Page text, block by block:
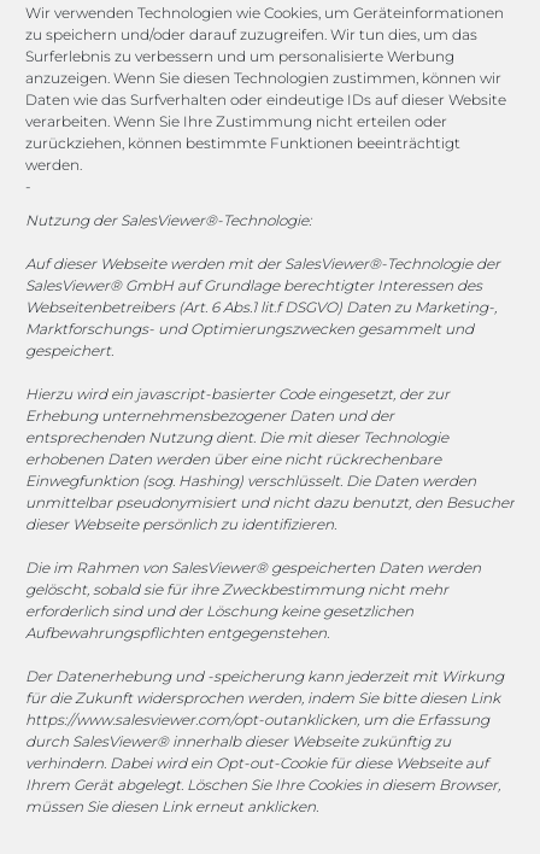
Wir verwenden Technologien wie Cookies, um Geräteinformationen
zu speichern und/oder darauf zuzugreifen. Wir tun dies, um das
Surferlebnis zu verbessern und um personalisierte Werbung
anzuzeigen. Wenn Sie diesen Technologien zustimmen, können wir
Daten wie das Surfverhalten oder eindeutige IDs auf dieser Website
verarbeiten. Wenn Sie Ihre Zustimmung nicht erteilen oder
zurückziehen, können bestimmte Funktionen beeinträchtigt
werden.
-
Nutzung der SalesViewer®-Technologie:
Auf dieser Webseite werden mit der SalesViewer®-Technologie der
SalesViewer® GmbH auf Grundlage berechtigter Interessen des
Webseitenbetreibers (Art. 6 Abs.1 lit.f DSGVO) Daten zu Marketing-,
Marktforschungs- und Optimierungszwecken gesammelt und
gespeichert.
Hierzu wird ein javascript-basierter Code eingesetzt, der zur
Erhebung unternehmensbezogener Daten und der
entsprechenden Nutzung dient. Die mit dieser Technologie
erhobenen Daten werden über eine nicht rückrechenbare
Einwegfunktion (sog. Hashing) verschlüsselt. Die Daten werden
unmittelbar pseudonymisiert und nicht dazu benutzt, den Besucher
dieser Webseite persönlich zu identifizieren.
Die im Rahmen von SalesViewer® gespeicherten Daten werden
gelöscht, sobald sie für ihre Zweckbestimmung nicht mehr
erforderlich sind und der Löschung keine gesetzlichen
Aufbewahrungspflichten entgegenstehen.
Der Datenerhebung und -speicherung kann jederzeit mit Wirkung
für die Zukunft widersprochen werden, indem Sie bitte diesen Link
https://www.salesviewer.com/opt-outanklicken, um die Erfassung
durch SalesViewer® innerhalb dieser Webseite zukünftig zu
verhindern. Dabei wird ein Opt-out-Cookie für diese Webseite auf
Ihrem Gerät abgelegt. Löschen Sie Ihre Cookies in diesem Browser,
müssen Sie diesen Link erneut anklicken.
Channels
vertrieb@megasoft.de
+49 2173 265 06 0
Mo. - Do. 08:00 - 17:00 Uhr
Fr. 08:00 - 15:00 Uhr
Sponsoring
1. FC Monheim
COOKIE-RICHTLINIE (EU)
© 2025 MEGASOFT® IT GmbH & Co. KG |
MEGASOFT® IT übernimmt keinerlei Gewähr für die
Aktualität, Richtigkeit und Vollständigkeit der
Haftungsansprüche gegen den Autor, welche sich auf
Schäden materieller oder ideeller Art beziehen, die durch
die Nutzung oder Nichtnutzung der dargebotenen
Informationen bzw. durch die Nutzung fehlerhafter und
unvollständiger Informationen verursacht wurden, sind
grundsätzlich ausgeschlossen, sofern seitens des Autors